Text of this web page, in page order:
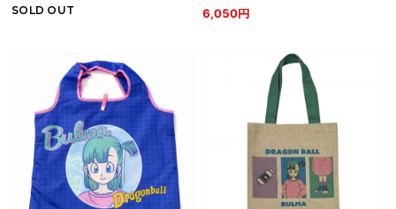
SOLD OUT
6,050円